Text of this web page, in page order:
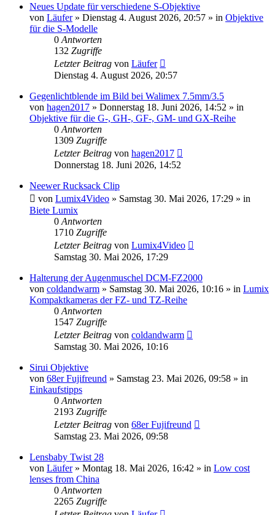
Neues Update für verschiedene S-Objektive
von Läufer» Dienstag 4. August 2026, 20:57 » in Objektive
für die S-Modelle
0 Antworten
132 Zugriffe
Letzter Beitrag von Läufer
Dienstag 4. August 2026, 20:57
Gegenlichtblende im Bild bei Walimex 7.5mm/3.5
von hagen2017 » Donnerstag 18. Juni 2026, 14:52 » in
Objektive für die G-, GH-, GF-, GM- und GX-Reihe
0 Antworten
1309 Zugriffe
Letzter Beitrag von hagen2017
Donnerstag 18. Juni 2026, 14:52
Neewer Rucksack Clip
von Lumix4Video » Samstag 30. Mai 2026, 17:29 » in
Biete Lumix
0 Antworten
1710 Zugriffe
Letzter Beitrag von Lumix4Video
Samstag 30. Mai 2026, 17:29
Halterung der Augenmuschel DCM-FZ2000
von coldandwarm » Samstag 30. Mai 2026, 10:16 » in Lumix
Kompaktkameras der FZ- und TZ-Reihe
0 Antworten
1547 Zugriffe
Letzter Beitrag von coldandwarm
Samstag 30. Mai 2026, 10:16
Sirui Objektive
von 68er Fujifreund » Samstag 23. Mai 2026, 09:58 » in
Einkaufstipps
0 Antworten
2193 Zugriffe
Letzter Beitrag von 68er Fujifreund
Samstag 23. Mai 2026, 09:58
Lensbaby Twist 28
von Läufer» Montag 18. Mai 2026, 16:42 » in Low cost
lenses from China
0 Antworten
2265 Zugriffe